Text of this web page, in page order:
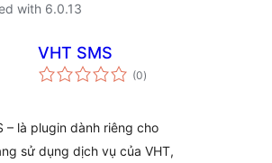
with 6.0.13
VHT SMS
(0total
ratings
)
– là plugin dành riêng cho
sử dụng dịch vụ của VHT,